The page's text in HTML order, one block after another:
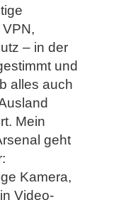
– in der
und
alles auch
Mein
geht
Kamera,
Video-